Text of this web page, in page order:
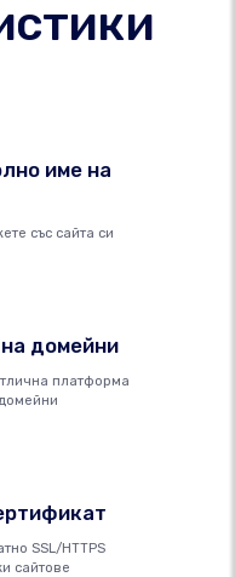
име на
със сайта си
на домейни
платформа
SSL/HTTPS
сайтове